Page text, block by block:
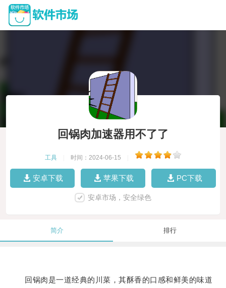
回锅肉加速器用不了了
工具 时间：2024-06-15
安卓下载 苹果下载 PC下载
安卓市场，安全绿色
简介 排行
回锅肉是一道经典的川菜，其酥香的口感和鲜美的味道